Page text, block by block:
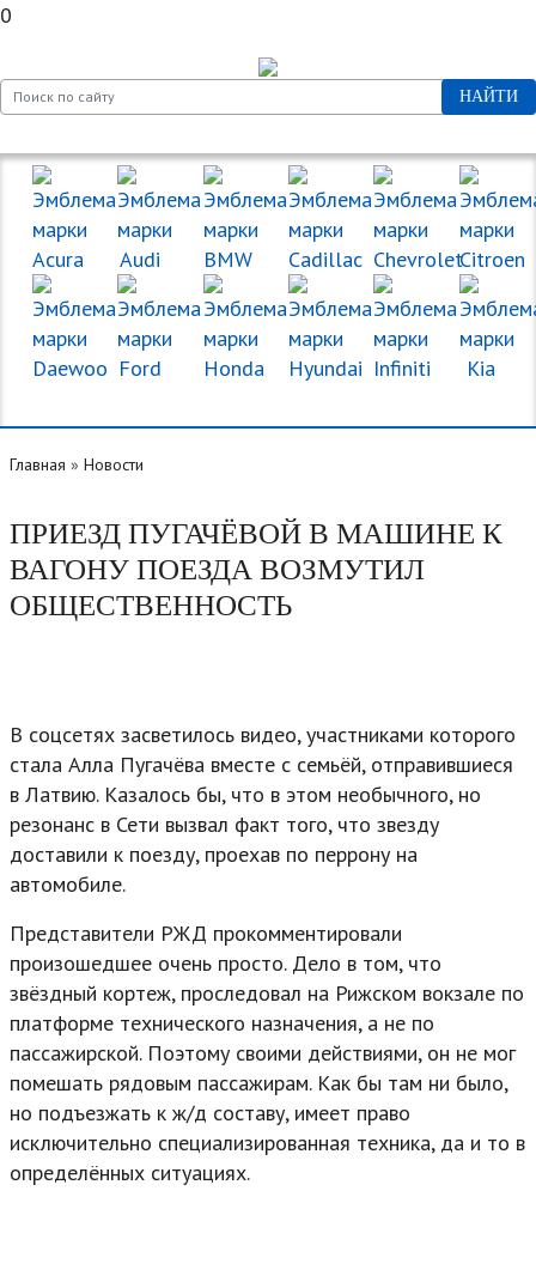
0
НАЙТИ
Главная » Новости
ПРИЕЗД ПУГАЧЁВОЙ В МАШИНЕ К
ВАГОНУ ПОЕЗДА ВОЗМУТИЛ
ОБЩЕСТВЕННОСТЬ
В соцсетях засветилось видео, участниками которого
стала Алла Пугачёва вместе с семьёй, отправившиеся
в Латвию. Казалось бы, что в этом необычного, но
резонанс в Сети вызвал факт того, что звезду
доставили к поезду, проехав по перрону на
автомобиле.
Представители РЖД прокомментировали
произошедшее очень просто. Дело в том, что
звёздный кортеж, проследовал на Рижском вокзале по
платформе технического назначения, а не по
пассажирской. Поэтому своими действиями, он не мог
помешать рядовым пассажирам. Как бы там ни было,
но подъезжать к ж/д составу, имеет право
исключительно специализированная техника, да и то в
определённых ситуациях.